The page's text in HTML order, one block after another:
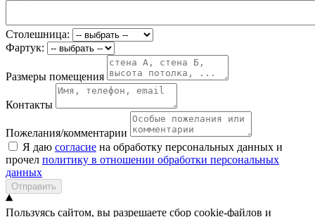
Столешница:
Фартук:
Размеры помещения
Контакты
Пожелания/комментарии
Я даю согласие на обработку персональных данных и
прочел политику в отношении обработки персональных
данных
Отправить
Пользуясь сайтом, вы разрешаете сбор cookie-файлов и